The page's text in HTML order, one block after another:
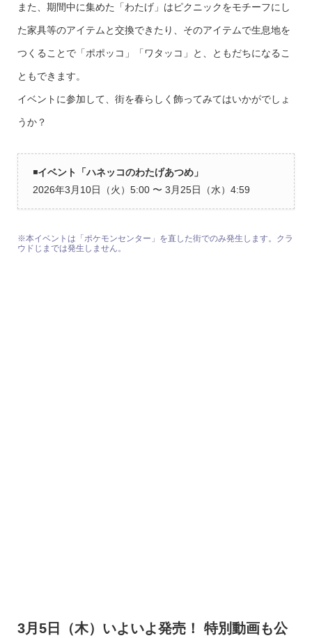
また、期間中に集めた「わたげ」はピクニックをモチーフにし
た家具等のアイテムと交換できたり、そのアイテムで生息地を
つくることで「ポポッコ」「ワタッコ」と、ともだちになるこ
ともできます。
イベントに参加して、街を春らしく飾ってみてはいかがでしょ
うか？
◾️イベント「ハネッコのわたげあつめ」
2026年3月10日（火）5:00 〜 3月25日（水）4:59
※本イベントは「ポケモンセンター」を直した街でのみ発生します。クラ
ウドじまでは発生しません。
3月5日（木）いよいよ発売！ 特別動画も公